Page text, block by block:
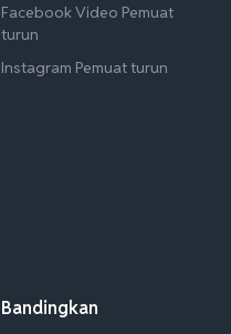
Facebook Video Pemuat
turun
Instagram Pemuat turun
Bandingkan